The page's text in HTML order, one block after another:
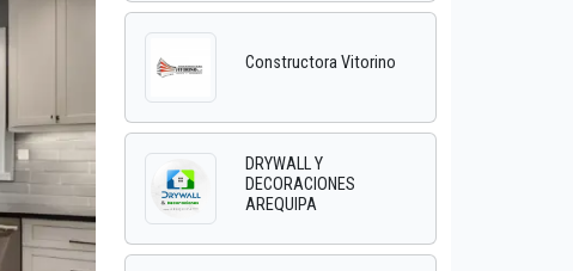
Constructora Vitorino
DRYWALL Y
DECORACIONES
AREQUIPA